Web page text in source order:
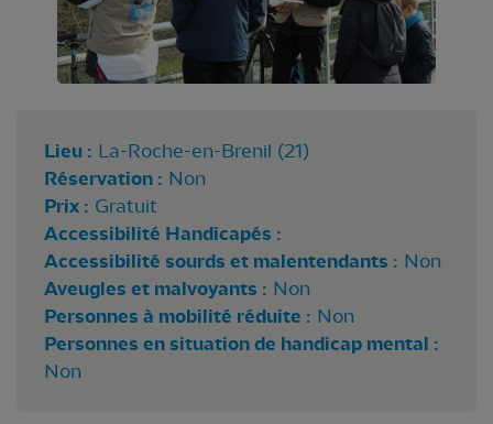
Lieu : La-Roche-en-Brenil (21)
Réservation : Non
Prix : Gratuit
Accessibilité Handicapés :
Accessibilité sourds et malentendants : Non
Aveugles et malvoyants : Non
Personnes à mobilité réduite : Non
Personnes en situation de handicap mental :
Non